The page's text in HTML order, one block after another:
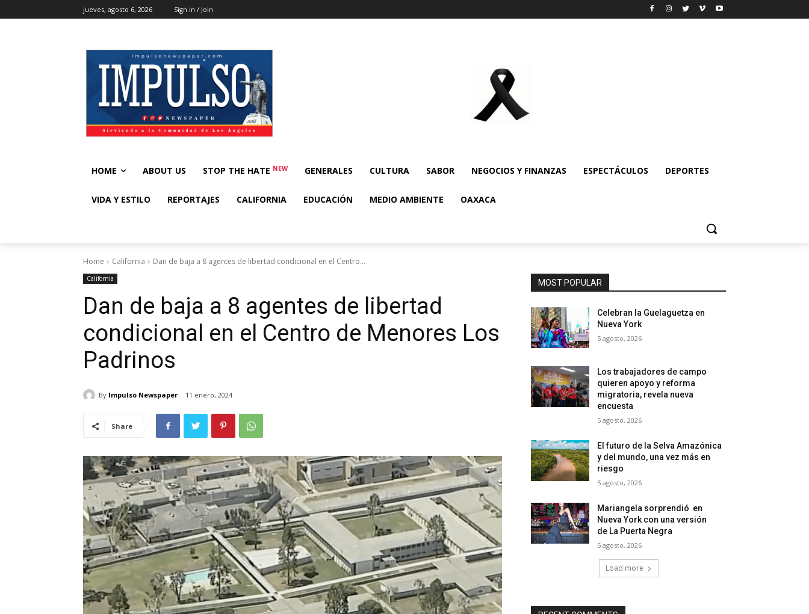
jueves, agosto 6, 2026 Sign in / Join
HOME ABOUT US STOP THE HATE NEW GENERALES CULTURA SABOR NEGOCIOS Y FINANZAS ESPECTÁCULOS DEPORTES
VIDA Y ESTILO REPORTAJES CALIFORNIA EDUCACIÓN MEDIO AMBIENTE OAXACA
Home California Dan de baja a 8 agentes de libertad condicional en el Centro...
California
Dan de baja a 8 agentes de libertad
condicional en el Centro de Menores Los
Padrinos
By Impulso Newspaper 11 enero, 2024
Share
MOST POPULAR
Celebran la Guelaguetza en
Nueva York
5 agosto, 2026
Los trabajadores de campo
quieren apoyo y reforma
migratoria, revela nueva
encuesta
5 agosto, 2026
El futuro de la Selva Amazónica
y del mundo, una vez más en
riesgo
5 agosto, 2026
Mariangela sorprendió en
Nueva York con una versión
de La Puerta Negra
5 agosto, 2026
Load more